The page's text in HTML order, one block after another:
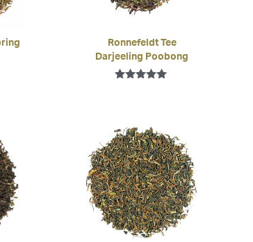
Ronnefeldt Tee
Darjeeling Poobong